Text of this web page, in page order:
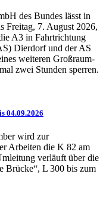
des Bundes lässt in
Freitag, 7. August 2026,
A3 in Fahrtrichtung
Dierdorf und der AS
weiteren Großraum-
zwei Stunden sperren.
04.09.2026
wird zur
Arbeiten die K 82 am
verläuft über die
Brücke“, L 300 bis zum